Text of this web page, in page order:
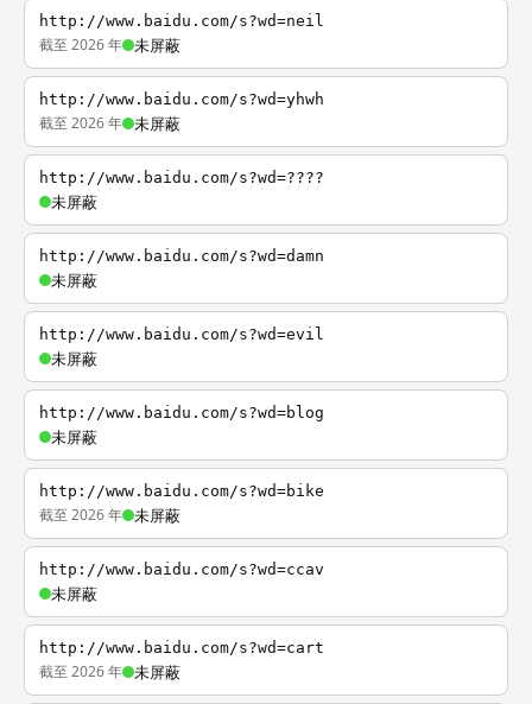
http://www.baidu.com/s?wd=neil
截至 2026 年 未屏蔽
http://www.baidu.com/s?wd=yhwh
截至 2026 年 未屏蔽
http://www.baidu.com/s?wd=????
未屏蔽
http://www.baidu.com/s?wd=damn
未屏蔽
http://www.baidu.com/s?wd=evil
未屏蔽
http://www.baidu.com/s?wd=blog
未屏蔽
http://www.baidu.com/s?wd=bike
截至 2026 年 未屏蔽
http://www.baidu.com/s?wd=ccav
未屏蔽
http://www.baidu.com/s?wd=cart
截至 2026 年 未屏蔽